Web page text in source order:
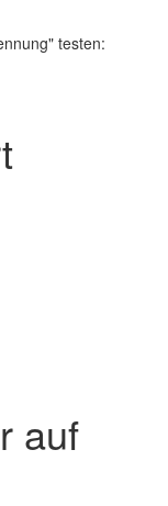
testen:
auf